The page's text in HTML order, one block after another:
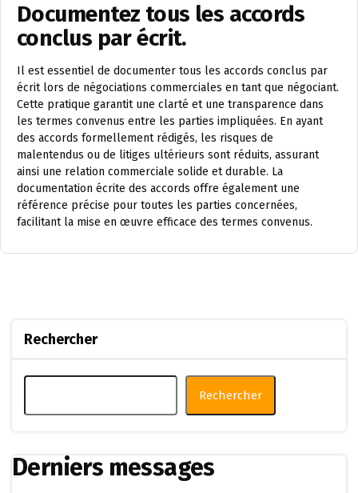
Documentez tous les accords
conclus par écrit.
Il est essentiel de documenter tous les accords conclus par
écrit lors de négociations commerciales en tant que négociant.
Cette pratique garantit une clarté et une transparence dans
les termes convenus entre les parties impliquées. En ayant
des accords formellement rédigés, les risques de
malentendus ou de litiges ultérieurs sont réduits, assurant
ainsi une relation commerciale solide et durable. La
documentation écrite des accords offre également une
référence précise pour toutes les parties concernées,
facilitant la mise en œuvre efficace des termes convenus.
Rechercher
Rechercher
Derniers messages